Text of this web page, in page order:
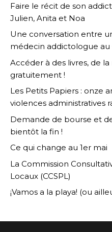
Faire le récit de son
Julien, Anita et Noa
Une conversation entre
médecin addictologue au
Accéder à des livres, de
gratuitement !
Les Petits Papiers : onze
violences administratives
Demande de bourse et
bientôt la fin !
Ce qui change au 1er mai
La Commission
Locaux (CCSPL)
¡Vamos a la playa! (ou